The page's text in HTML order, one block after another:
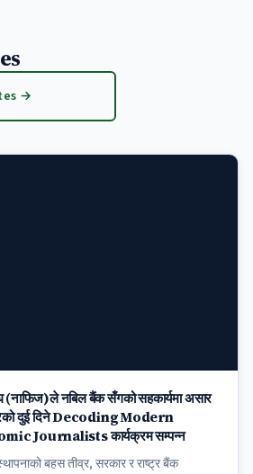
→
(नाफिज)ले नबिल बैंक सँगको सहकार्यमा असार
दुई दिने Decoding Modern
Journalists कार्यक्रम सम्पन्न
बहस तीव्र, सरकार र राष्ट्र बैंक